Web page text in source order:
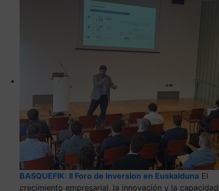
BASQUEFIK: II Foro de Inversion en Euskalduna El
crecimiento empresarial, la innovación y la capacidad